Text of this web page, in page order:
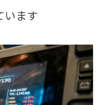
います